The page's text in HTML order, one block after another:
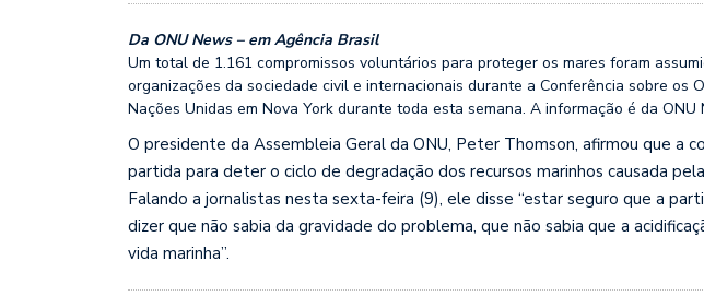
Da ONU News – em Agência Brasil
Um total de 1.161 compromissos voluntários para proteger os mares foram
organizações da sociedade civil e internacionais durante a Conferência sobre os
Nações Unidas em Nova York durante toda esta semana. A informação é da ONU
O presidente da Assembleia Geral da ONU, Peter Thomson, afirmou que a
partida para deter o ciclo de degradação dos recursos marinhos causada
Falando a jornalistas nesta sexta-feira (9), ele disse “estar seguro que a
dizer que não sabia da gravidade do problema, que não sabia que a
vida marinha”.